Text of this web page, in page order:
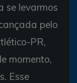
se levarmos
pelo
PR,
momento,
Esse